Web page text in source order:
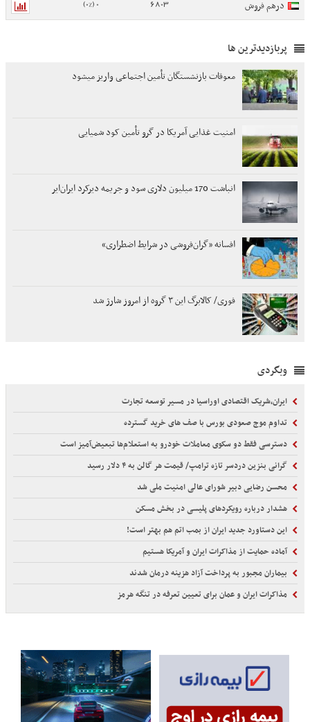
درهم فروش 6803
0 (0%)
پربازدیدترین ها
معوقات بازنشستگان تأمین اجتماعی واریز میشود
امنیت غذایی آمریکا در گرو تأمین کود شمیایی
انباشت 170 میلیون دلاری سود و جریمه دیرکرد ایران‌ایر
افسانه «گران‌فروشی در شرایط اضطراری»
فوری/ کالابرگ این ۳ گروه از امروز شارژ شد
وبگردی
ایران،شریک اقتصادی اوراسیا در مسیر توسعه تجارت
تداوم موج صعودی بورس با صف های خرید گسترده
دسترسی فقط دو سکوی معاملات خودرو به استعلام‌ها تبعیض‌آمیز است
گرانی بنزین دردسر تازه ترامپ/ قیمت هر گالن به ۴ دلار رسید
محسن رضایی دبیر شورای عالی امنیت ملی شد
هشدار درباره رویکردهای پلیسی در بخش مسکن
این دستاورد جدید ایران از بمب اتم هم بهتر است!
آماده حمایت از مذاکرات ایران و آمریکا هستیم
بیماران مجبور به پرداخت آزاد هزینه درمان شدند
مذاکرات ایران و عمان برای تعیین تعرفه در تنگه هرمز